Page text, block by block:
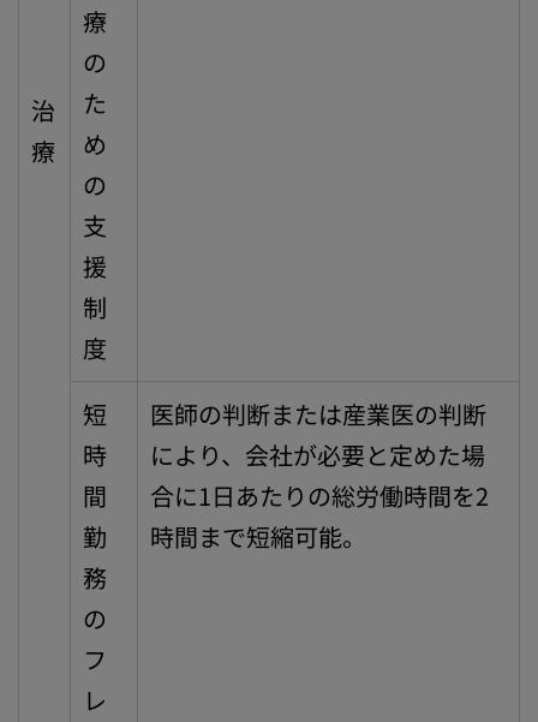
治
療
療
の
た
め
の
支
援
制
度
短
時
間
勤
務
の
フ
レ
医師の判断または産業医の判断
により、会社が必要と定めた場
合に1日あたりの総労働時間を2
時間まで短縮可能。